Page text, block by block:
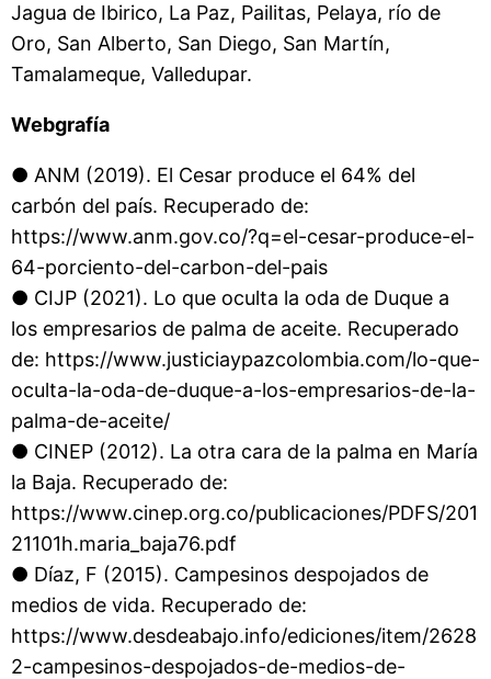
Jagua de Ibirico, La Paz, Pailitas, Pelaya, río de
Oro, San Alberto, San Diego, San Martín,
Tamalameque, Valledupar.
Webgrafía
● ANM (2019). El Cesar produce el 64% del
carbón del país. Recuperado de:
https://www.anm.gov.co/?q=el-cesar-produce-el-
64-porciento-del-carbon-del-pais
● CIJP (2021). Lo que oculta la oda de Duque a
los empresarios de palma de aceite. Recuperado
de: https://www.justiciaypazcolombia.com/lo-que-
oculta-la-oda-de-duque-a-los-empresarios-de-la-
palma-de-aceite/
● CINEP (2012). La otra cara de la palma en María
la Baja. Recuperado de:
https://www.cinep.org.co/publicaciones/PDFS/201
21101h.maria_baja76.pdf
● Díaz, F (2015). Campesinos despojados de
medios de vida. Recuperado de:
https://www.desdeabajo.info/ediciones/item/2628
2-campesinos-despojados-de-medios-de-